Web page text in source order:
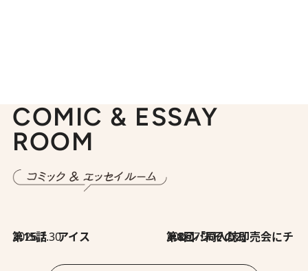
COMIC & ESSAY
ROOM
2026.7.30
第15話 アイス 2026.7.30
第8回「同人誌即売会にチャレンジ その2」